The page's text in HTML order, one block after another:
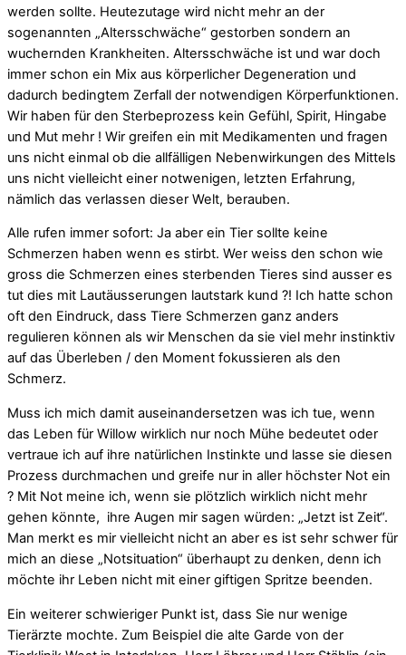
werden sollte. Heutezutage wird nicht mehr an der
sogenannten „Altersschwäche“ gestorben sondern an
wuchernden Krankheiten. Altersschwäche ist und war doch
immer schon ein Mix aus körperlicher Degeneration und
dadurch bedingtem Zerfall der notwendigen Körperfunktionen.
Wir haben für den Sterbeprozess kein Gefühl, Spirit, Hingabe
und Mut mehr ! Wir greifen ein mit Medikamenten und fragen
uns nicht einmal ob die allfälligen Nebenwirkungen des Mittels
uns nicht vielleicht einer notwenigen, letzten Erfahrung,
nämlich das verlassen dieser Welt, berauben.
Alle rufen immer sofort: Ja aber ein Tier sollte keine
Schmerzen haben wenn es stirbt. Wer weiss den schon wie
gross die Schmerzen eines sterbenden Tieres sind ausser es
tut dies mit Lautäusserungen lautstark kund ?! Ich hatte schon
oft den Eindruck, dass Tiere Schmerzen ganz anders
regulieren können als wir Menschen da sie viel mehr instinktiv
auf das Überleben / den Moment fokussieren als den
Schmerz.
Muss ich mich damit auseinandersetzen was ich tue, wenn
das Leben für Willow wirklich nur noch Mühe bedeutet oder
vertraue ich auf ihre natürlichen Instinkte und lasse sie diesen
Prozess durchmachen und greife nur in aller höchster Not ein
? Mit Not meine ich, wenn sie plötzlich wirklich nicht mehr
gehen könnte, ihre Augen mir sagen würden: „Jetzt ist Zeit“.
Man merkt es mir vielleicht nicht an aber es ist sehr schwer für
mich an diese „Notsituation“ überhaupt zu denken, denn ich
möchte ihr Leben nicht mit einer giftigen Spritze beenden.
Ein weiterer schwieriger Punkt ist, dass Sie nur wenige
Tierärzte mochte. Zum Beispiel die alte Garde von der